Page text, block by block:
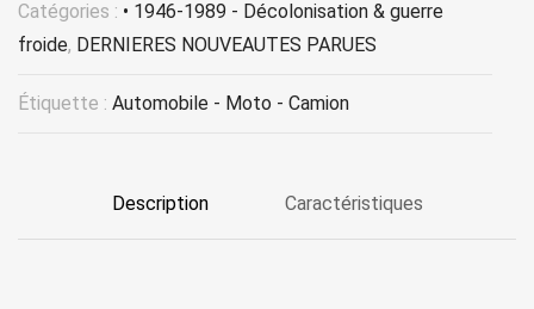
Catégories : • 1946-1989 - Décolonisation & guerre
froide, DERNIERES NOUVEAUTES PARUES
Étiquette : Automobile - Moto - Camion
Description Caractéristiques